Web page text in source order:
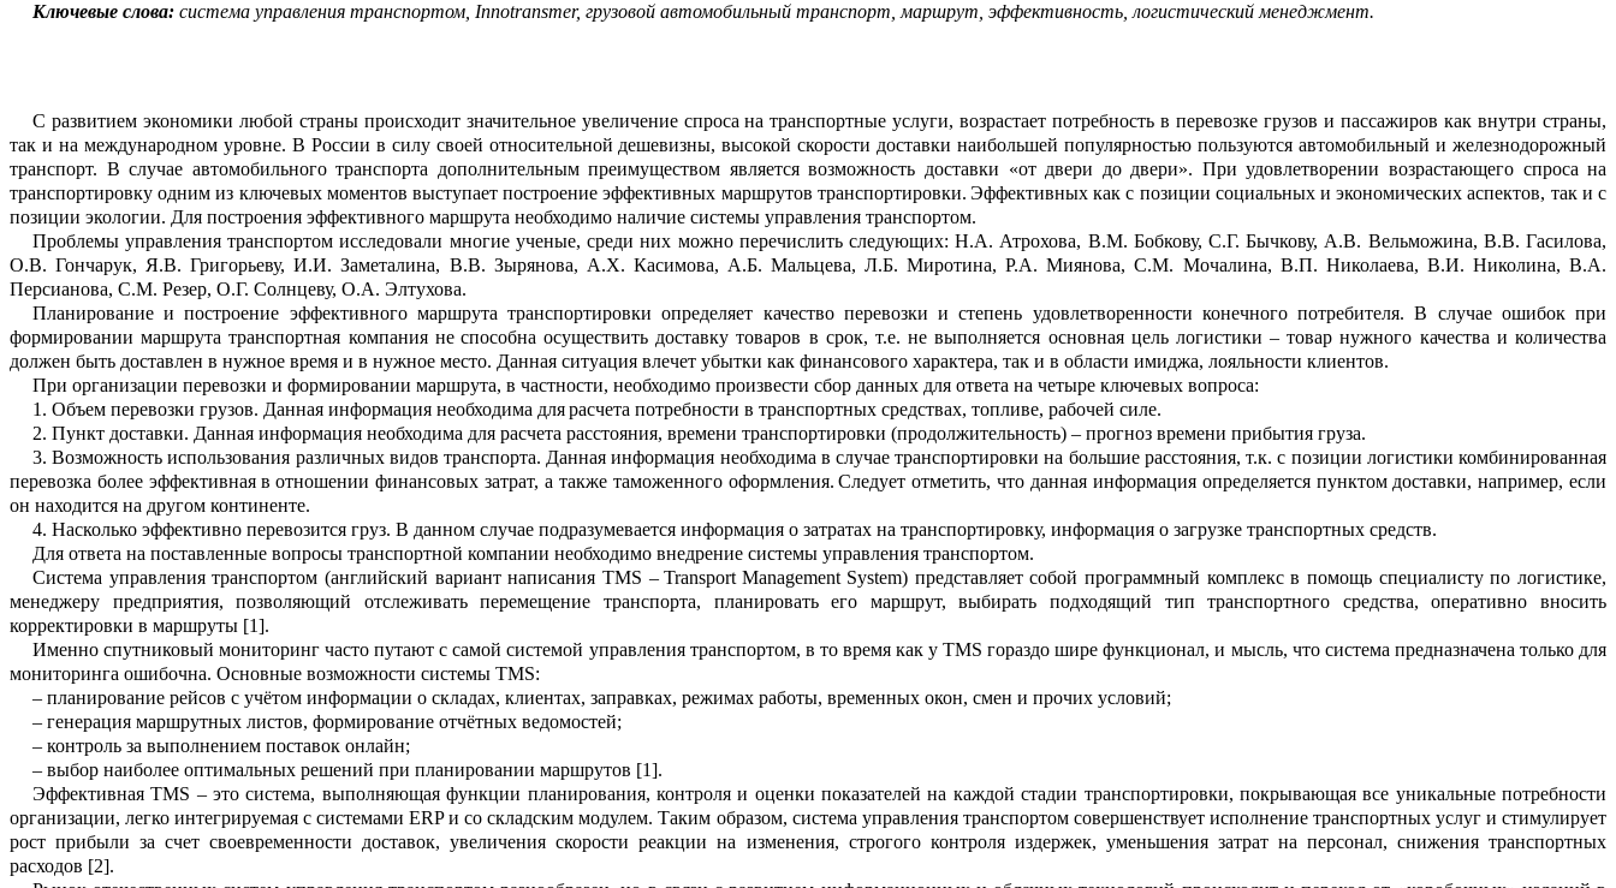
Ключевые слова: система управления транспортом, Innotransmer, грузовой автомобильный транспорт, маршрут, эффективность, логистический менеджмент.
С развитием экономики любой страны происходит значительное увеличение спроса на транспортные услуги, возрастает потребность в перевозке грузов и пассажиров как внутри страны,
так и на международном уровне. В России в силу своей относительной дешевизны, высокой скорости доставкинаибольшей популярностью пользуются автомобильный и железнодорожный
транспорт. В случае автомобильного транспорта дополнительным преимуществом являетсявозможность доставки «от двери до двери». При удовлетворении возрастающего спроса на
транспортировку одним из ключевых моментов выступает построение эффективных маршрутов транспортировки. Эффективных как с позиции социальных и экономических аспектов, так и с
позиции экологии. Для построения эффективного маршрута необходимо наличие системы управления транспортом.
Проблемы управления транспортом исследовали многие ученые, среди них можно перечислить следующих:Н.А. Атрохова, В.М. Бобкову, С.Г. Бычкову, А.В. Вельможина, В.В.Гасилова,
О.В. Гончарук, Я.В. Григорьеву, И.И.Заметалина, В.В. Зырянова, А.Х. Касимова, А.Б. Мальцева, Л.Б.Миротина, Р.А.Миянова, С.М. Мочалина, В.П. Николаева, В.И. Николина, В.А.
Персианова, С.М. Резер, О.Г. Солнцеву, О.А. Элтухова.
Планирование и построение эффективного маршрута транспортировки определяет качество перевозки и степень удовлетворенности конечного потребителя. В случае ошибок при
формировании маршрута транспортная компания не способна осуществить доставку товаров в срок, т.е.не выполняется основная цельлогистики – товар нужного качества и количества
должен быть доставлен в нужное время и в нужное место. Данная ситуация влечет убытки как финансового характера, так и в области имиджа, лояльности клиентов.
При организации перевозки и формировании маршрута, в частности, необходимо произвести сборданныхдля ответа на четыре ключевых вопроса:
1. Объем перевозки грузов. Данная информация необходима длярасчета потребности в транспортных средствах, топливе, рабочей силе.
2. Пункт доставки. Данная информация необходима для расчета расстояния, времени транспортировки (продолжительность) – прогноз времени прибытия груза.
3. Возможность использования различных видов транспорта. Данная информация необходима в случае транспортировки на большие расстояния, т.к. с позиции логистики комбинированная
перевозка более эффективная в отношении финансовых затрат, а также таможенного оформления. Следует отметить, что данная информация определяется пунктом доставки, например, если
он находится на другом континенте.
4. Насколько эффективно перевозится груз. В данном случае подразумевается информация о затратах на транспортировку, информация о загрузке транспортных средств.
Для ответа на поставленные вопросы транспортной компании необходимо внедрение системы управления транспортом.
Система управления транспортом (английский вариант написания TMS – Transport Management System) представляет собой программный комплекс в помощь специалисту по логистике,
менеджеру предприятия, позволяющий отслеживать перемещение транспорта, планировать его маршрут, выбирать подходящий тип транспортного средства, оперативно вносить
корректировки в маршруты [1].
Именно спутниковый мониторинг часто путают с самой системой управления транспортом, в то время как у TMS гораздо шире функционал, и мысль, что система предназначена только для
мониторинга ошибочна. Основные возможности системы TMS:
– планирование рейсов с учётом информации о складах, клиентах, заправках, режимахработы, временных окон, смен и прочих условий;
– генерация маршрутных листов, формирование отчётных ведомостей;
– контроль за выполнением поставок онлайн;
– выбор наиболее оптимальных решений при планировании маршрутов [1].
Эффективная TMS –это система, выполняющая функции планирования, контроля и оценки показателей на каждой стадии транспортировки, покрывающая все уникальные потребности
организации, легко интегрируемая с системами ERP и со складским модулем. Таким образом, система управления транспортом совершенствует исполнение транспортных услуг и стимулирует
рост прибыли за счет своевременности доставок, увеличения скорости реакции на изменения, строгого контроля издержек, уменьшения затрат на персонал, снижения транспортных
расходов [2].